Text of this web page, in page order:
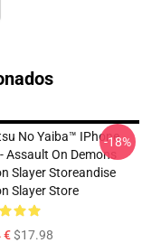
No Yaiba™ IPhone
Assault On Demons
Slayer Storeandise
Slayer Store
€$17.98
-18%